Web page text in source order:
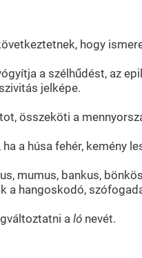
hogy
a szélhűdést, az
jelképe.
összeköti a
a húsa fehér, kemény
mumus, bankus,
a hangoskodó,
a lónevét.